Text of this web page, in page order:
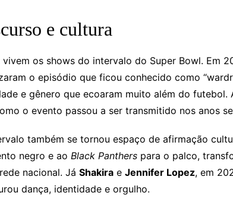
e cultura
os shows do intervalo do Super Bowl. Em
o episódio que ficou conhecido como
e gênero que ecoaram muito além do
o evento passou a ser transmitido nos anos
também se tornou espaço de afirmação
negro e ao Black Panthers para o palco,
nacional. Já Shakira e Jennifer Lopez, em
dança, identidade e orgulho.